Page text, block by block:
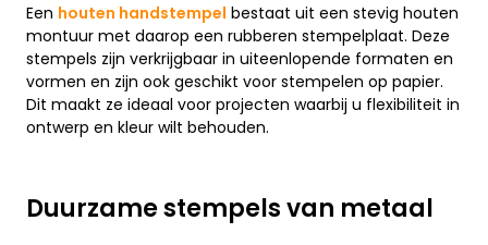
Een houten handstempel bestaat uit een stevig houten
montuur met daarop een rubberen stempelplaat. Deze
stempels zijn verkrijgbaar in uiteenlopende formaten en
vormen en zijn ook geschikt voor stempelen op papier.
Dit maakt ze ideaal voor projecten waarbij u flexibiliteit in
ontwerp en kleur wilt behouden.
Duurzame stempels van metaal